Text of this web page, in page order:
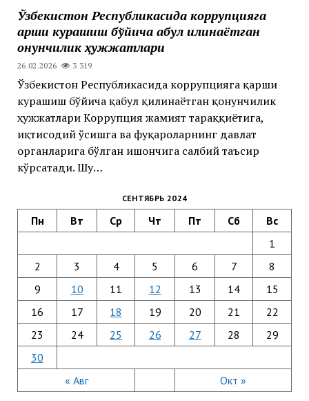
Ўзбекистон Республикасида коррупцияга
қарши курашиш бўйича қабул қилинаётган
қонунчилик ҳужжатлари
26.02.2026 3 319
Ўзбекистон Республикасида коррупцияга қарши
курашиш бўйича қабул қилинаётган қонунчилик
ҳужжатлари Коррупция жамият тараққиётига,
иқтисодий ўсишга ва фуқароларнинг давлат
органларига бўлган ишончига салбий таъсир
кўрсатади. Шу…
СЕНТЯБРЬ 2024
Пн Вт Ср Чт Пт Сб Вс
« Авг Окт »
1
2
3 4 5 6 7
8
9
10 11 12 13 14
15
16
17 18 19 20 21
22
23
24 25 26 27 28
29
30